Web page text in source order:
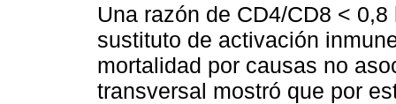
Una razón de CD4/CD8 <
sustituto de activación
mortalidad por causas no
transversal mostró que por